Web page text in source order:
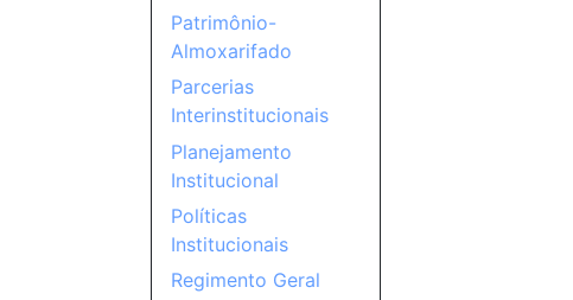
Patrimônio-
Almoxarifado
Parcerias
Interinstitucionais
Planejamento
Institucional
Políticas
Institucionais
Regimento Geral